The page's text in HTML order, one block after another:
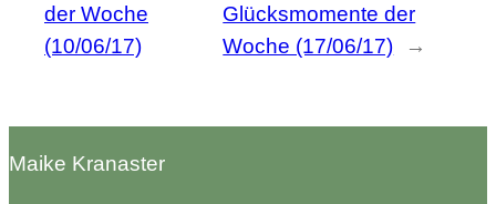
der Woche
(10/06/17)
Glücksmomente der
Woche (17/06/17)
→
Maike Kranaster